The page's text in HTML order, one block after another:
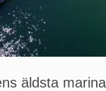
äldsta